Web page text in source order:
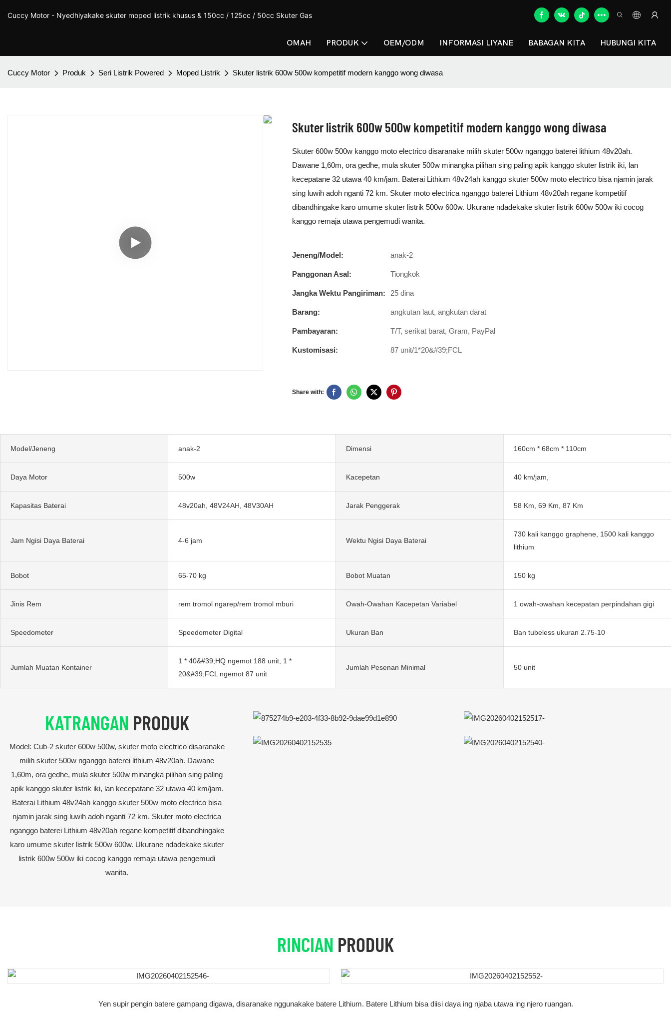
Cuccy Motor - Nyedhiyakake skuter moped listrik khusus & 150cc / 125cc / 50cc Skuter Gas
OMAH PRODUK OEM/ODM INFORMASI LIYANE BABAGAN KITA HUBUNGI KITA
Cuccy Motor Produk Seri Listrik Powered Moped Listrik Skuter listrik 600w 500w kompetitif modern kanggo wong diwasa
Skuter listrik 600w 500w kompetitif modern kanggo wong diwasa
Skuter 600w 500w kanggo moto electrico disaranake milih skuter 500w nganggo baterei lithium 48v20ah.
Dawane 1,60m, ora gedhe, mula skuter 500w minangka pilihan sing paling apik kanggo skuter listrik iki, lan
kecepatane 32 utawa 40 km/jam. Baterai Lithium 48v24ah kanggo skuter 500w moto electrico bisa njamin jarak
sing luwih adoh nganti 72 km. Skuter moto electrica nganggo baterei Lithium 48v20ah regane kompetitif
dibandhingake karo umume skuter listrik 500w 600w. Ukurane ndadekake skuter listrik 600w 500w iki cocog
kanggo remaja utawa pengemudi wanita.
Jeneng/Model: anak-2
Panggonan Asal: Tiongkok
Jangka Wektu Pangiriman: 25 dina
Barang: angkutan laut, angkutan darat
Pambayaran: T/T, serikat barat, Gram, PayPal
Kustomisasi: 87 unit/1*20&#39;FCL
Share with:
Model/Jeneng anak-2 Dimensi 160cm * 68cm * 110cm
Daya Motor 500w Kacepetan 40 km/jam,
Kapasitas Baterai 48v20ah, 48V24AH, 48V30AH Jarak Penggerak 58 Km, 69 Km, 87 Km
Jam Ngisi Daya Baterai 4-6 jam Wektu Ngisi Daya Baterai
730 kali kanggo graphene, 1500 kali kanggo
lithium
Bobot 65-70 kg Bobot Muatan 150 kg
Jinis Rem rem tromol ngarep/rem tromol mburi Owah-Owahan Kacepetan Variabel 1 owah-owahan kecepatan perpindahan gigi
Speedometer Speedometer Digital Ukuran Ban Ban tubeless ukuran 2.75-10
Jumlah Muatan Kontainer
1 * 40&#39;HQ ngemot 188 unit, 1 *
20&#39;FCL ngemot 87 unit
Jumlah Pesenan Minimal 50 unit
KATRANGAN PRODUK
Model: Cub-2 skuter 600w 500w, skuter moto electrico disaranake
milih skuter 500w nganggo baterei lithium 48v20ah. Dawane
1,60m, ora gedhe, mula skuter 500w minangka pilihan sing paling
apik kanggo skuter listrik iki, lan kecepatane 32 utawa 40 km/jam.
Baterai Lithium 48v24ah kanggo skuter 500w moto electrico bisa
njamin jarak sing luwih adoh nganti 72 km. Skuter moto electrica
nganggo baterei Lithium 48v20ah regane kompetitif dibandhingake
karo umume skuter listrik 500w 600w. Ukurane ndadekake skuter
listrik 600w 500w iki cocog kanggo remaja utawa pengemudi
wanita.
RINCIAN PRODUK
Yen supir pengin batere gampang digawa, disaranake nggunakake batere Lithium. Batere Lithium bisa diisi daya ing njaba utawa ing njero ruangan.